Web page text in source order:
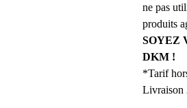
ne pas
produits
SOYEZ
DKM !
*Tarif
Livraison